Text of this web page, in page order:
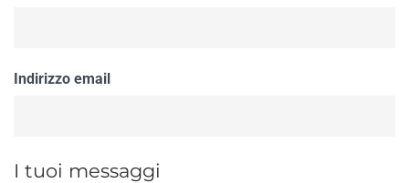
Indirizzo email
I tuoi messaggi